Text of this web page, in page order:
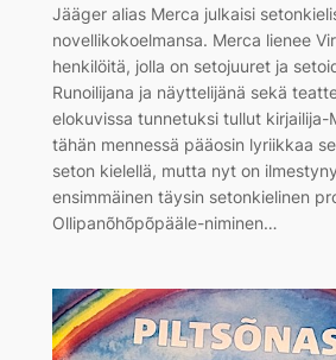
Jääger alias Merca julkaisi
novellikokoelmansa. Merca lienee
henkilöitä, jolla on setojuuret ja
Runoilijana ja näyttelijänä sekä
elokuvissa tunnetuksi tullut kirjailija-
tähän mennessä pääosin lyriikkaa
seton kielellä, mutta nyt on
ensimmäinen täysin setonkielinen
Ollipanõhõpõpääle-niminen…